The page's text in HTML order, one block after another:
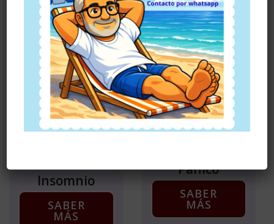
SABER
MÁS
Insomnio
SABER
MÁS
Pánico
SABER
MÁS